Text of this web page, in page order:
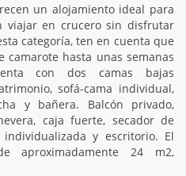
un alojamiento ideal para
viajar en crucero sin disfrutar
categoría, ten en cuenta que
hasta unas semanas
con dos camas bajas
sofá-cama individual,
y bañera. Balcón privado,
caja fuerte, secador de
y escritorio. El
aproximadamente 24 m2,